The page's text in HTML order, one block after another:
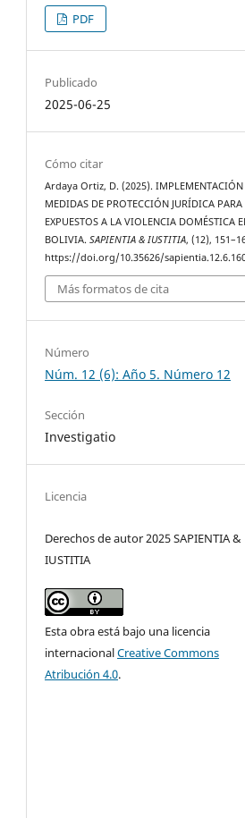
PDF
Publicado
2025-06-25
Cómo citar
Ardaya Ortiz, D. (2025). IMPLEMENTACIÓN
MEDIDAS DE PROTECCIÓN JURÍDICA
EXPUESTOS A LA VIOLENCIA DOMÉSTICA
BOLIVIA.SAPIENTIA & IUSTITIA, (12),
https://doi.org/10.35626/
Más formatos de cita
Número
Núm. 12 (6): Año 5. Número 12
Sección
Investigatio
Licencia
Derechos de autor 2025 SAPIENTIA &
IUSTITIA
Esta obra está bajo una licencia
internacionalCreative Commons
Atribución 4.0.